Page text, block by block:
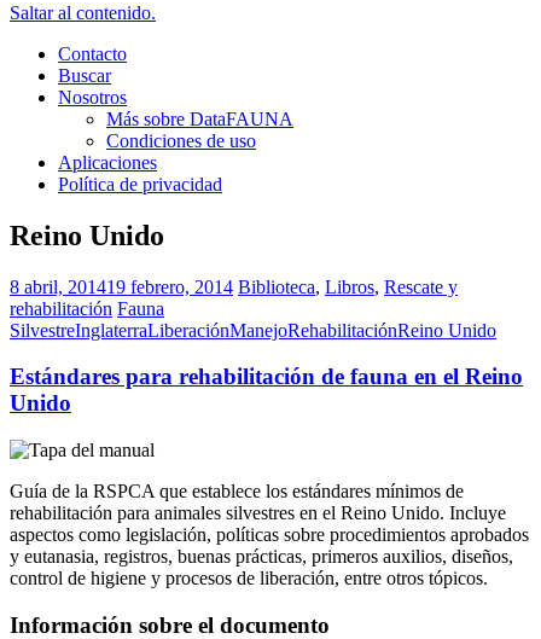
Saltar al contenido.
Contacto
Buscar
Nosotros
Más sobre DataFAUNA
Condiciones de uso
Aplicaciones
Política de privacidad
Reino Unido
8 abril, 201419 febrero, 2014 Biblioteca, Libros, Rescate y
rehabilitación Fauna
SilvestreInglaterraLiberaciónManejoRehabilitaciónReino Unido
Estándares para rehabilitación de fauna en el Reino
Unido
Guía de la RSPCA que establece los estándares mínimos de
rehabilitación para animales silvestres en el Reino Unido. Incluye
aspectos como legislación, políticas sobre procedimientos aprobados
y eutanasia, registros, buenas prácticas, primeros auxilios, diseños,
control de higiene y procesos de liberación, entre otros tópicos.
Información sobre el documento